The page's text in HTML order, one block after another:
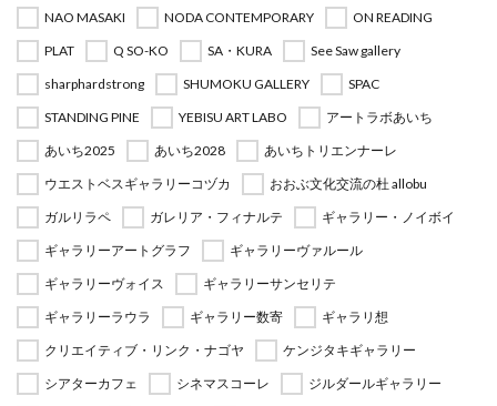
NAO MASAKI
NODA CONTEMPORARY
ON READING
PLAT
Q SO-KO SA・KURA
See Saw gallery
sharphardstrong
SHUMOKU GALLERY
SPAC
STANDING PINE
YEBISU ART LABO
アートラボあいち
あいち2025
あいち2028
あいちトリエンナーレ
ウエストベスギャラリーコヅカ
おおぶ文化交流の杜 allobu
ガルリラペ
ガレリア・フィナルテ
ギャラリー・ノイボイ
ギャラリーアートグラフ
ギャラリーヴァルール
ギャラリーヴォイス
ギャラリーサンセリテ
ギャラリーラウラ
ギャラリー数寄
ギャラリ想
クリエイティブ・リンク・ナゴヤ
ケンジタキギャラリー
シアターカフェ
シネマスコーレ
ジルダールギャラリー